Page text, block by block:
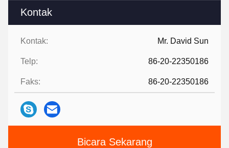
Kontak
Kontak: Mr. David Sun
Telp: 86-20-22350186
Faks: 86-20-22350186
Bicara Sekarang